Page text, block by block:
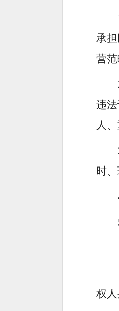
承
营范
违
人
时
权